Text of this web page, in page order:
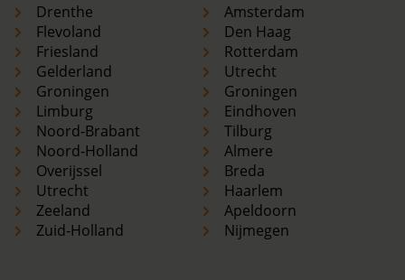
Drenthe
Flevoland
Friesland
Gelderland
Groningen
Limburg
Noord-Brabant
Noord-Holland
Overijssel
Utrecht
Zeeland
Zuid-Holland
Amsterdam
Den Haag
Rotterdam
Utrecht
Groningen
Eindhoven
Tilburg
Almere
Breda
Haarlem
Apeldoorn
Nijmegen